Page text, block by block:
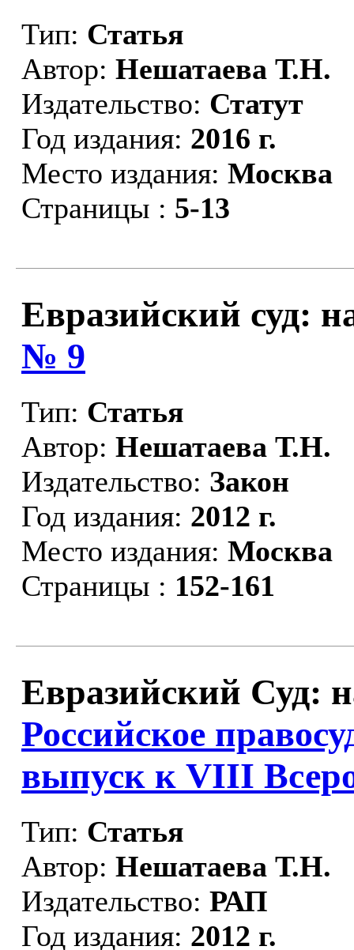
Тип: Статья
Автор: Нешатаева Т.Н.
Издательство: Статут
Год издания: 2016 г.
Место издания: Москва
Страницы : 5-13
Евразийский суд:
№ 9
Тип: Статья
Автор: Нешатаева Т.Н.
Издательство: Закон
Год издания: 2012 г.
Место издания: Москва
Страницы : 152-161
Евразийский Суд:
Российское
выпуск к VIII
Тип: Статья
Автор: Нешатаева Т.Н.
Издательство: РАП
Год издания: 2012 г.